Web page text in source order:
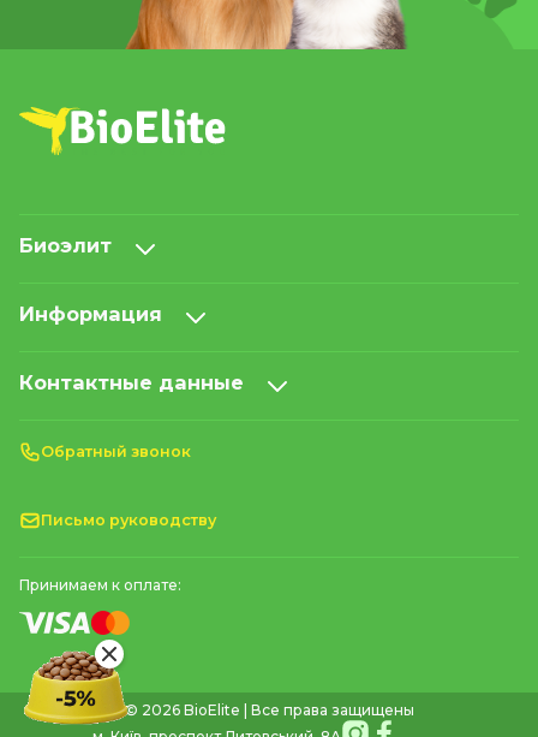
Биоэлит
Информация
Контактные данные
Обратный звонок
Письмо руководству
Принимаем к оплате:
© 2026 BioElite | Все права защищены